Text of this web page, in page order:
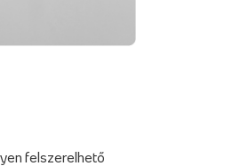
felszerelhető